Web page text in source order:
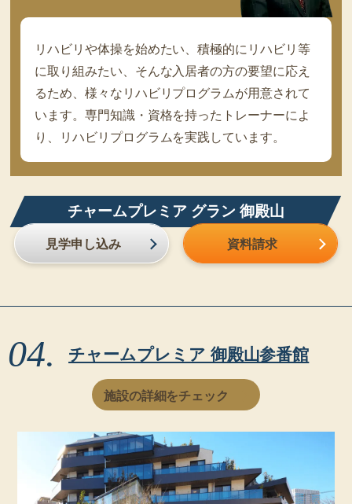
リハビリや体操を始めたい、積極的にリハビリ等
に取り組みたい、そんな入居者の方の要望に応え
るため、様々なリハビリプログラムが用意されて
います。専門知識・資格を持ったトレーナーによ
り、リハビリプログラムを実践しています。
チャームプレミア グラン 御殿山
見学申し込み 資料請求
チャームプレミア 御殿山参番館
施設の詳細をチェック